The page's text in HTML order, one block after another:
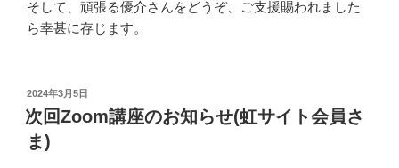
そして、頑張る優介さんをどうぞ、ご支援賜われました
ら幸甚に存じます。
投
稿
日:
2024年3月5日
次回Zoom講座のお知らせ(虹サイト会員さ
ま)